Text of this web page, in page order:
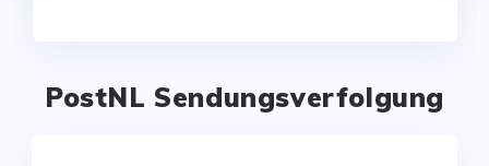
PostNL Sendungsverfolgung